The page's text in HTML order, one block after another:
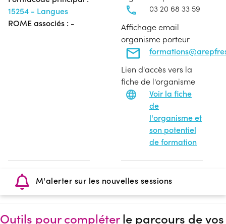
15254 - Langues
ROME associés : -
03 20 68 33 59
Affichage email
organisme porteur
Lien d'accès vers la
fiche de l'organisme
Voir la fiche
de
l'organisme et
son potentiel
de formation
M'alerter sur les nouvelles sessions
Outils pour compléterle parcours de vos